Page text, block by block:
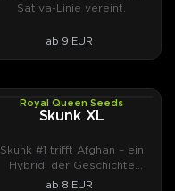
Sativa-Linie vereint.
ab 9 EUR
PHOTOFEM
Royal Queen Seeds
Skunk XL
Skunk #1 trifft Afghan – ein
Hybrid, der Geschichte
schrieb.
ab 8 EUR